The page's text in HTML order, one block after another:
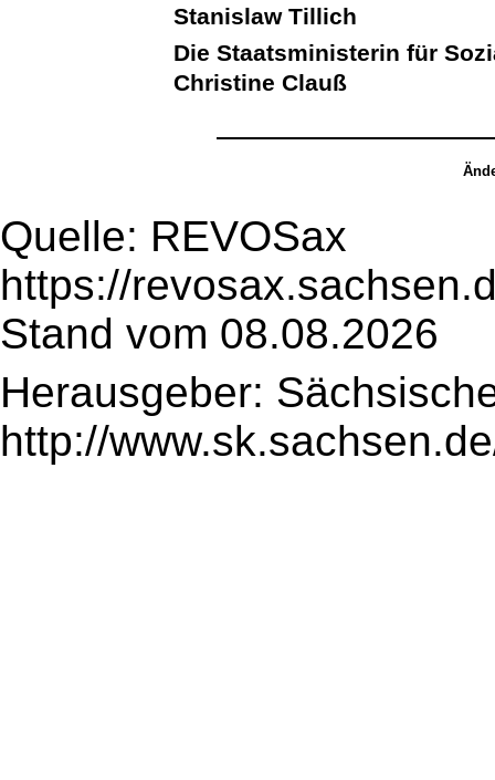
Stanislaw Tillich
Die Staatsministerin für
Christine Clauß
Quelle: REVOSax
https://
Stand vom 08.08.2026
Herausgeber:
http://